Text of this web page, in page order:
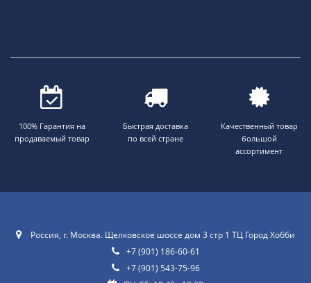
100% Гарантия на
продаваемый товар
Быстрая доставка
по всей стране
Качественный товар
большой
ассортимент
Россия, г. Москва. Щелковское шоссе дом 3 стр 1 ТЦ Город Хобби
+7 (901) 186-60-61
+7 (901) 543-75-96